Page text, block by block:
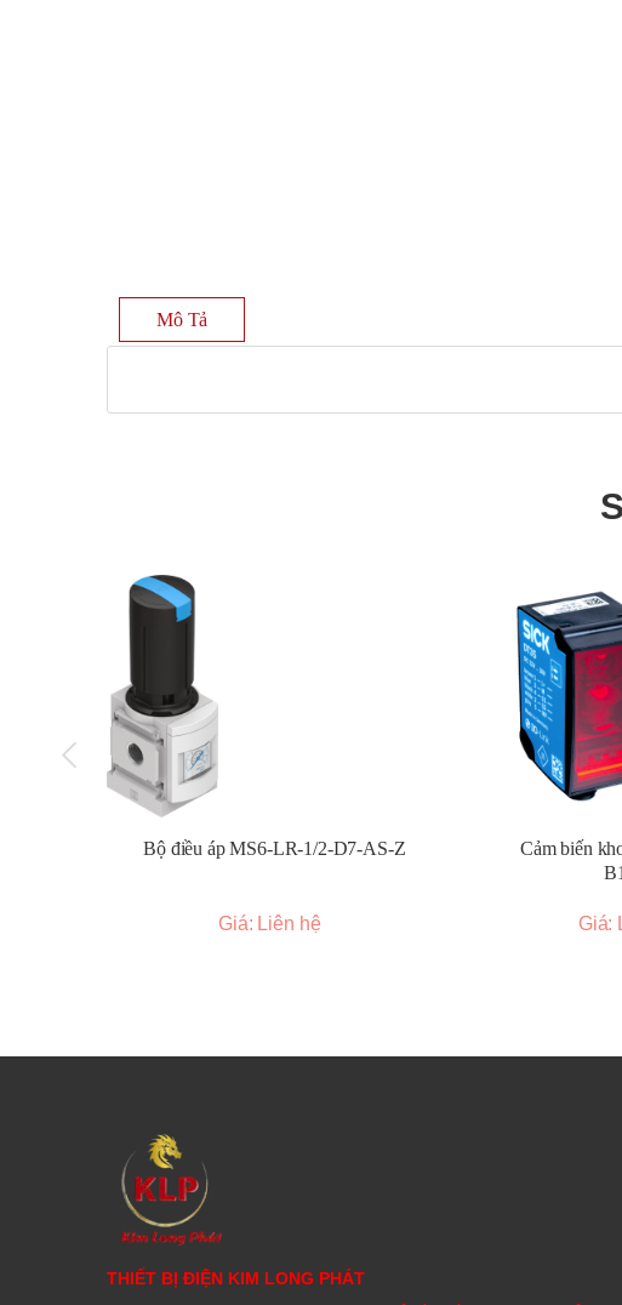
Mô Tả
Bộ điều áp MS6-LR-1/2-D7-AS-Z
Giá: Liên hệ
Cảm biến
Giá:
THIẾT BỊ ĐIỆN KIM LONG PHÁT